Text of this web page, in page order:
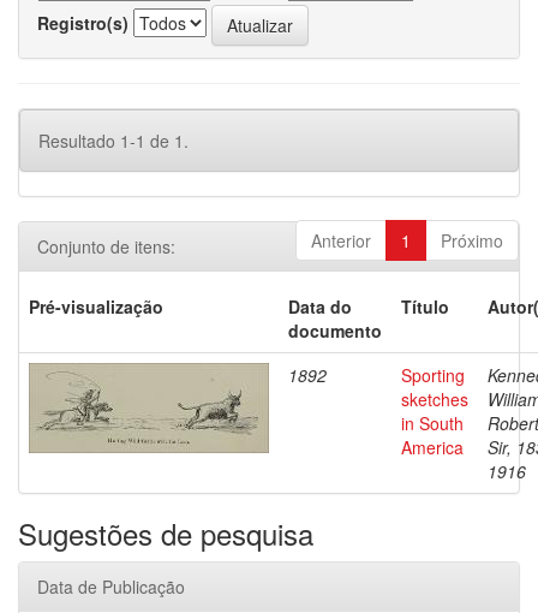
Registro(s)
Resultado 1-1 de 1.
Anterior 1 Próximo
Conjunto de itens:
Pré-visualização
Data do
documento
Título
1892
Sporting
sketches
in South
America
Sir,
1916
Sugestões de pesquisa
Data de Publicação